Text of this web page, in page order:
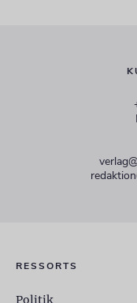
RESSORTS
Politik